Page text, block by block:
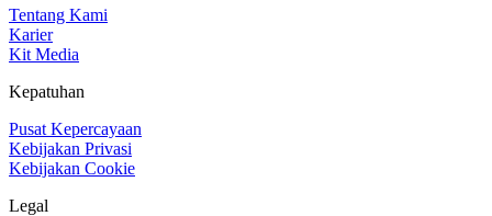
Tentang Kami
Karier
Kit Media
Kepatuhan
Pusat Kepercayaan
Kebijakan Privasi
Kebijakan Cookie
Legal